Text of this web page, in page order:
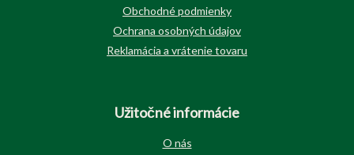
Obchodné podmienky
Ochrana osobných údajov
Reklamácia a vrátenie tovaru
Užitočné informácie
O nás